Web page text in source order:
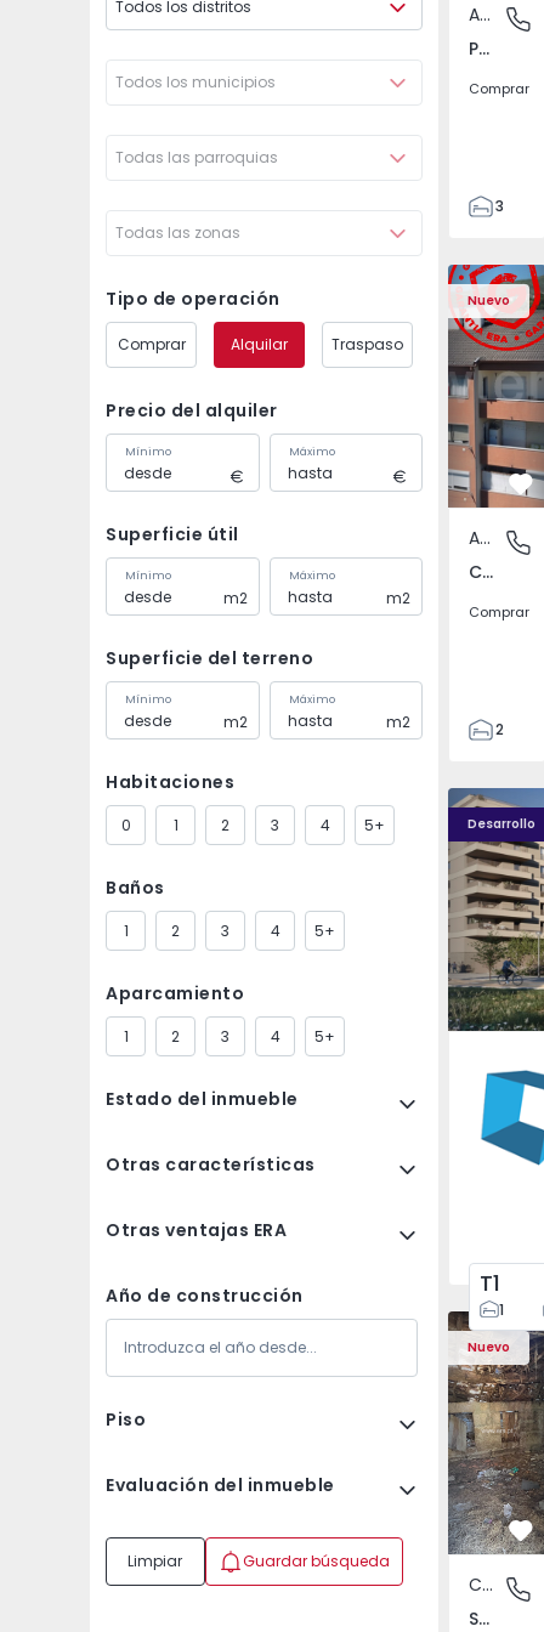
Todos los distritos
Todos los municipios
Todas las parroquias
Todas las zonas
Tipo de operación
Comprar Alquilar Traspaso
Precio del alquiler
Mínimo Máximo
Superficie útil
Mínimo
m2
Máximo
m2
Superficie del terreno
Mínimo
m2
Máximo
m2
Habitaciones
0 1 2 3 4 5+
Baños
1 2 3 4 5+
Aparcamiento
1 2 3 4 5+
Estado del inmueble
Otras características
Otras ventajas ERA
Año de construcción
Piso
Evaluación del inmueble
Limpiar Guardar búsqueda
Póvoa
Apartamento
Póvoa de Varzim, Beiriz e Argivai, Porto
Comprar
3
138
153
2
Nuevo
Apartamento T2
Covilhã
Apartamento
Covilhã e Canhoso, Castelo Branco
Comprar
2
85
85
0
4
Desarrollo
PLENO JARDIM - 4 PLENO
Águas
T1
1
Nuevo
Casa Vila
São
Casa de Campo
São Tomé do Castelo e Justes, Vila Real